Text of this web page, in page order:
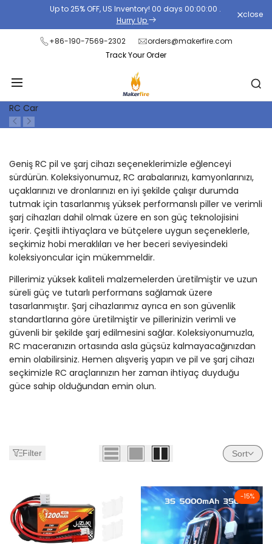
the
content
Up to 25% OFF, US Inventory! 00 days 00:00:00 .
Hurry Up
close
+86-190-7569-2302
orders@makerfire.com
Track Your Order
RC Car
Geniş RC pil ve şarj cihazı seçeneklerimizle eğlenceyi
sürdürün. Koleksiyonumuz, RC arabalarınızı, kamyonlarınızı,
uçaklarınızı ve dronlarınızı en iyi şekilde çalışır durumda
tutmak için tasarlanmış yüksek performanslı piller ve verimli
şarj cihazları dahil olmak üzere en son güç teknolojisini
içerir. Çeşitli ihtiyaçlara ve bütçelere uygun seçeneklerle,
seçkimiz hobi meraklıları ve her beceri seviyesindeki
koleksiyoncular için mükemmeldir.
Pillerimiz yüksek kaliteli malzemelerden üretilmiştir ve uzun
süreli güç ve tutarlı performans sağlamak üzere
tasarlanmıştır. Şarj cihazlarımız ayrıca en son güvenlik
standartlarına göre üretilmiştir ve pillerinizin verimli ve
güvenli bir şekilde şarj edilmesini sağlar. Koleksiyonumuzla,
RC maceranızın ortasında asla güçsüz kalmayacağınızdan
emin olabilirsiniz. Hemen alışveriş yapın ve pil ve şarj cihazı
seçkimizle RC araçlarınızın her zaman ihtiyaç duyduğu
güce sahip olduğundan emin olun.
Filter Sort
-15%